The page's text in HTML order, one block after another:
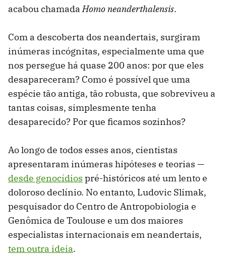
acabou chamadaHomo neanderthalensis.
Com a descoberta dos neandertais, surgiram
inúmeras incógnitas, especialmente uma que
nos persegue há quase 200 anos: por que eles
desapareceram? Como é possível que uma
espécie tão antiga, tão robusta, que sobreviveu a
tantas coisas, simplesmente tenha
desaparecido? Por que ficamos sozinhos?
Ao longo de todos esses anos, cientistas
apresentaram inúmeras hipóteses e teorias —
desde genocídios pré-históricos até um lento e
doloroso declínio. No entanto, Ludovic Slimak,
pesquisador do Centro de Antropobiologia e
Genômica de Toulouse e um dos maiores
especialistas internacionais em neandertais,
tem outra ideia.